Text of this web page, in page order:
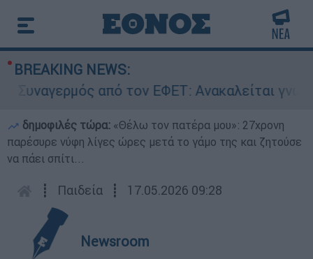
BREAKING NEWS:
από τον ΕΦΕΤ: Ανακαλείται γνωστή
δημοφιλές τώρα: «Θέλω τον πατέρα μου»: 27χρονη
παρέσυρε νύφη λίγες ώρες μετά το γάμο της και ζητούσε
να πάει σπίτι...
┋ Παιδεία ┋ 17.05.2026 09:28
Newsroom